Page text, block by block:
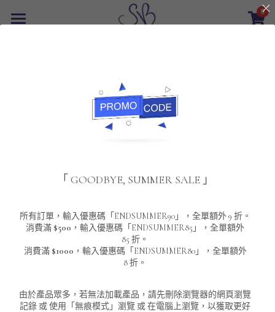
0
重磅純色長袖 T-SHIRT 系列
重磅純色短袖 T-SHIRT 系列
重磅純色 衛衣 系列
男裝恤衫
長袖恤衫
男裝 T-Shirt
長袖 T-SHIRT
短袖 POLO T-Shirt
針織外套
男裝衛衣
頸鏈及鏈墜
包袋
About Us
搜索
×
商品分類
重磅純色 短袖T-Shirt 系列
圓領衛衣
連帽衛衣
針織外套
「 GOODBYE, SUMMER SALE 」
所有訂單，輸入優惠碼「ENDSUMMER90」，全單額外 9 折。
消費滿 $500 ，輸入優惠碼「ENDSUMMER85」，全單額外
85 折。
消費滿 $1000 ，輸入優惠碼「ENDSUMMER80」，全單額外
8 折。
由於產品眾多，若無法加載產品，請先刪除瀏覽器的網頁瀏覽
記錄 或 使用「無痕模式」瀏覽 或 在電腦上瀏覽，以獲取更好